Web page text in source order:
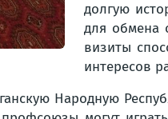
долгую
для обмена
визиты
интересов
Народную